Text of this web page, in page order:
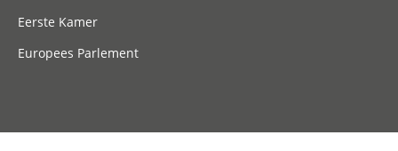
Eerste Kamer
Europees Parlement